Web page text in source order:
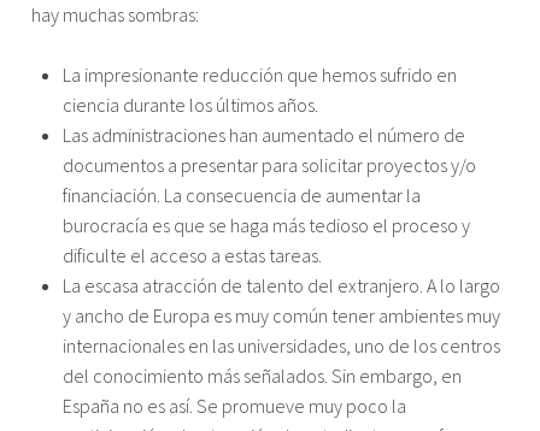
hay muchas sombras:
La impresionante reducción que hemos sufrido en
ciencia durante los últimos años.
Las administraciones han aumentado el número de
documentos a presentar para solicitar proyectos y/o
financiación. La consecuencia de aumentar la
burocracía es que se haga más tedioso el proceso y
dificulte el acceso a estas tareas.
La escasa atracción de talento del extranjero. A lo largo
y ancho de Europa es muy común tener ambientes muy
internacionales en las universidades, uno de los centros
del conocimiento más señalados. Sin embargo, en
España no es así. Se promueve muy poco la